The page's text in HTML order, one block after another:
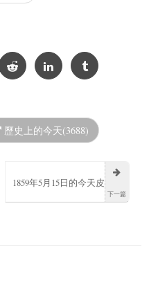
歷史上的今天(3688)
下一篇
1859年5月15日的今天皮